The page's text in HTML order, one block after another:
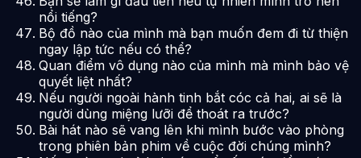
nổi tiếng?
Bộ đồ nào của mình mà bạn muốn đem đi từ thiện
ngay lập tức nếu có thể?
Quan điểm vô dụng nào của mình mà mình bảo vệ
quyết liệt nhất?
Nếu người ngoài hành tinh bắt cóc cả hai, ai sẽ là
người dùng miệng lưỡi để thoát ra trước?
Bài hát nào sẽ vang lên khi mình bước vào phòng
trong phiên bản phim về cuộc đời chúng mình?